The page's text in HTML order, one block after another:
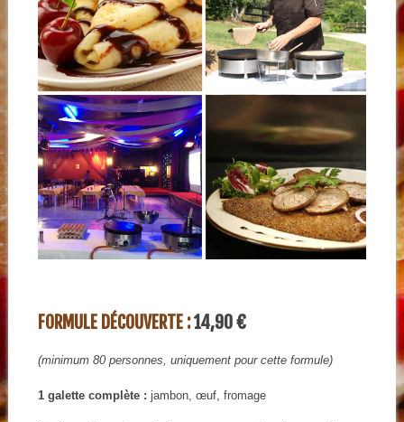
FORMULE DÉCOUVERTE :14,90 €
(minimum 80 personnes, uniquement pour cette formule)
1 galette complète : jambon, œuf, fromage